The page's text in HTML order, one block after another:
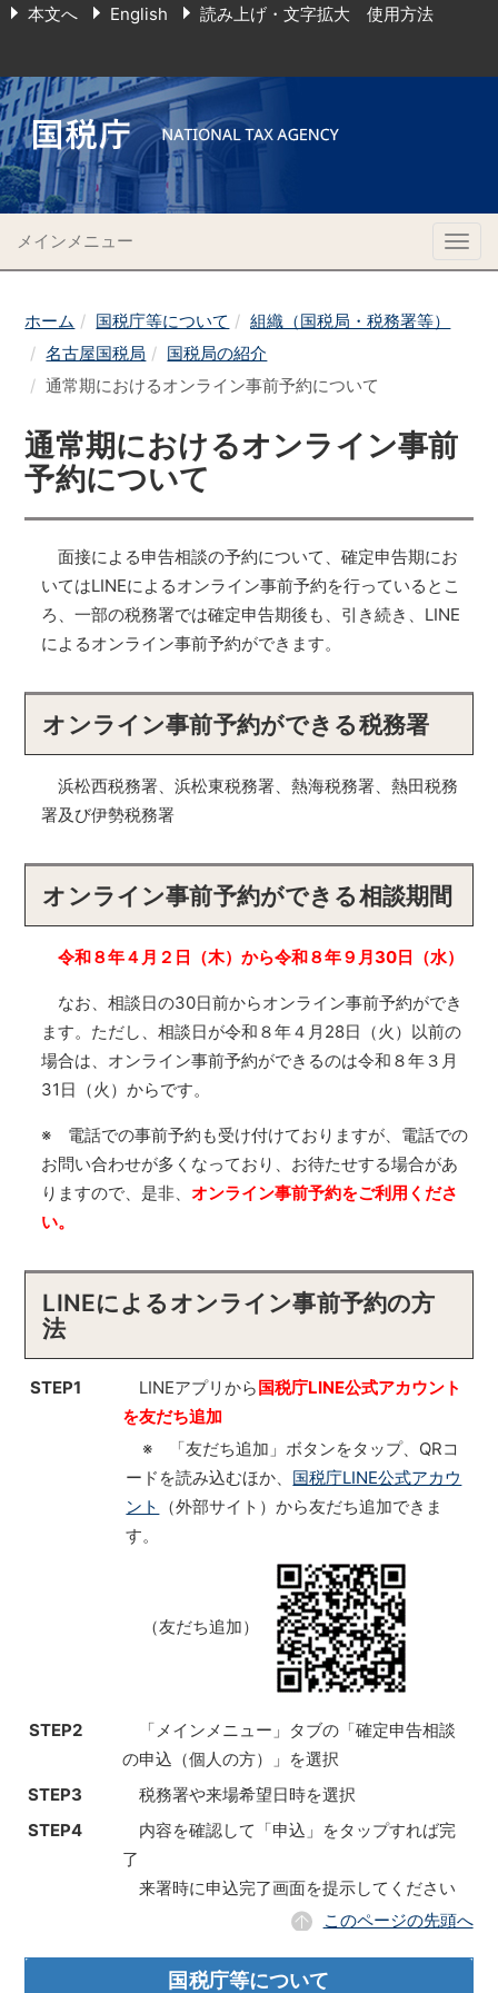
本文へ English 読み上げ・文字拡大 使用方法
メインメニュー
ホーム 国税庁等について
組織（国税局・税務署等）
名古屋国税局
国税局の紹介
通常期におけるオンライン事前予約について
通常期におけるオンライン事前
予約について
面接による申告相談の予約について、確定申告期にお
いてはLINEによるオンライン事前予約を行っているとこ
ろ、一部の税務署では確定申告期後も、引き続き、LINE
によるオンライン事前予約ができます。
オンライン事前予約ができる税務署
浜松西税務署、浜松東税務署、熱海税務署、熱田税務
署及び伊勢税務署
オンライン事前予約ができる相談期間
令和８年４月２日（木）から令和８年９月30日（水）
なお、相談日の30日前からオンライン事前予約ができ
ます。ただし、相談日が令和８年４月28日（火）以前の
場合は、オンライン事前予約ができるのは令和８年３月
31日（火）からです。
※ 電話での事前予約も受け付けておりますが、電話での
お問い合わせが多くなっており、お待たせする場合があ
りますので、是非、オンライン事前予約をご利用くださ
い。
LINEによるオンライン事前予約の方
法
STEP1 LINEアプリから国税庁LINE公式アカウント
を友だち追加
※ 「友だち追加」ボタンをタップ、QRコ
ードを読み込むほか、 国税庁LINE公式アカウ
ント
（外部サイト）から友だち追加できま
す。
（友だち追加）
STEP2
「メインメニュー」タブの「確定申告相談
の申込（個人の方）」を選択
STEP3
税務署や来場希望日時を選択
STEP4
内容を確認して「申込」をタップすれば完
了
来署時に申込完了画面を提示してください
このページの先頭へ
国税庁等について